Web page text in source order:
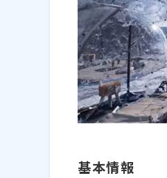
基本情報